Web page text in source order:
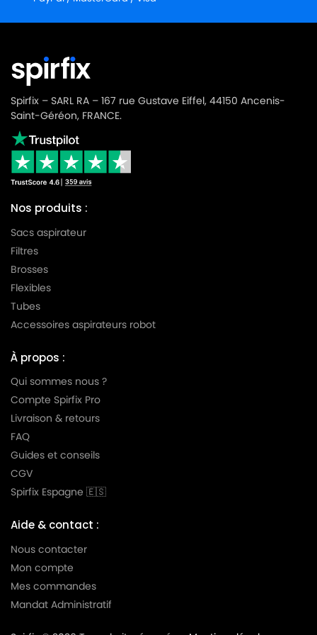
HOOVER
HOOVER U1012JUNIOR
HOOVER
HOOVER U1018JUNIOR
HOOVER
HOOVER U1034JUNIOR
HOOVER
HOOVER
HOOVER U1040JUNIOR
HOOVER
HOOVER U1046JUNIOR
HOOVER
HOOVER
HOOVER
HOOVER
HOOVER U4003
HOOVER
HOOVER U4006
HOOVER
HOOVER U4008
HOOVER
HOOVER
HOOVER U4034
HOOVER
HOOVER U4058
HOOVER
HOOVER U4064
Spirfix – SARL RA – 167 rue Gustave Eiffel, 44150 Ancenis-
Saint-Géréon, FRANCE.
Nos produits :
Sacs aspirateur
Filtres
Brosses
Flexibles
Tubes
Accessoires aspirateurs robot
À propos :
Qui sommes nous ?
Compte Spirfix Pro
Livraison & retours
FAQ
Guides et conseils
CGV
Spirfix Espagne 🇪🇸
Aide & contact :
Nous contacter
Mon compte
Mes commandes
Mandat Administratif